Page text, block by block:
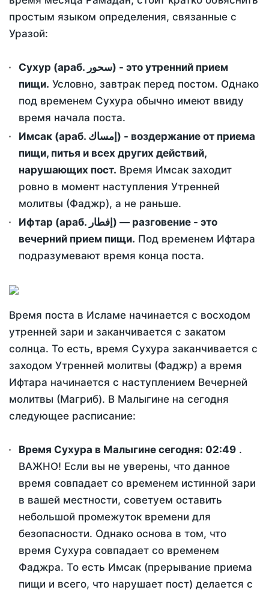
простым языком определения, связанные с
Уразой:
Сухур (араб. سحور) - это утренний прием
пищи. Условно, завтрак перед постом. Однако
под временем Сухура обычно имеют ввиду
время начала поста.
Имсак (араб. إمساك) - воздержание от приема
пищи, питья и всех других действий,
нарушающих пост. Время Имсак заходит
ровно в момент наступления Утренней
молитвы (Фаджр), а не раньше.
Ифтар (араб. إفطار) — разговение - это
вечерний прием пищи. Под временем Ифтара
подразумевают время конца поста.
Время поста в Исламе начинается с восходом
утренней зари и заканчивается с закатом
солнца. То есть, время Сухура заканчивается с
заходом Утренней молитвы (Фаджр) а время
Ифтара начинается с наступлением Вечерней
молитвы (Магриб). В Малыгине на сегодня
следующее расписание:
Время Сухура в Малыгине сегодня: 02:49 .
ВАЖНО! Если вы не уверены, что данное
время совпадает со временем истинной зари
в вашей местности, советуем оставить
небольшой промежуток времени для
безопасности. Однако основа в том, что
время Сухура совпадает со временем
Фаджра. То есть Имсак (прерывание приема
пищи и всего, что нарушает пост) делается с